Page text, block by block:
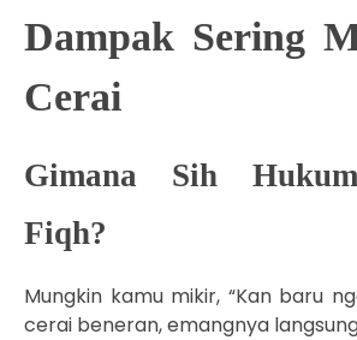
Dampak Sering
Cerai
Gimana Sih
Fiqh?
Mungkin kamu mikir, “Kan baru
cerai beneran, emangnya